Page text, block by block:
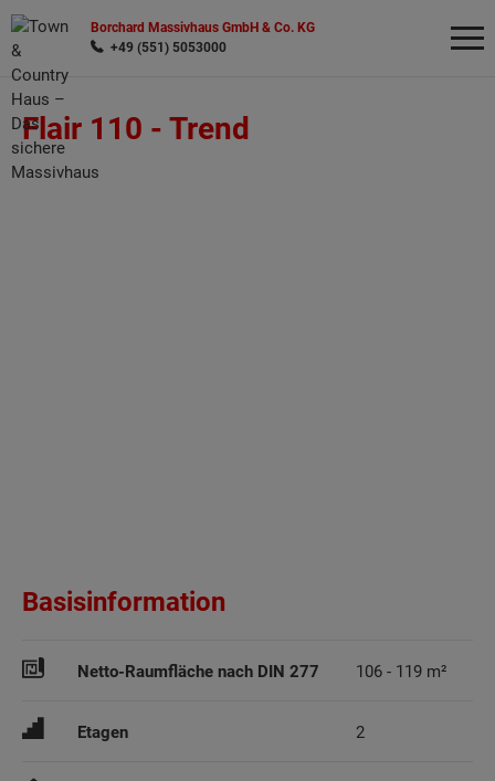
Borchard Massivhaus GmbH & Co. KG
+49 (551) 5053000
Flair 110 - Trend
Basisinformation
Netto-Raumfläche nach DIN 277 106 - 119 m²
Etagen 2
Wonach möchten Sie suchen?